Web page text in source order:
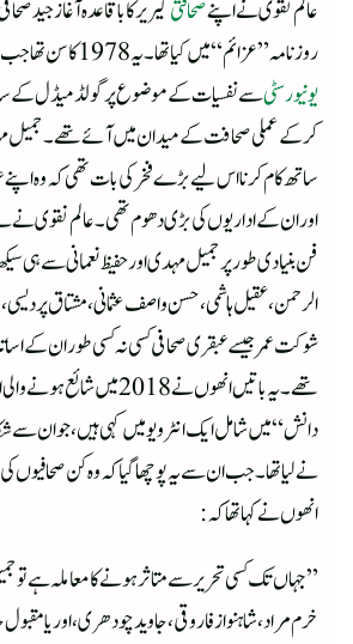
عالم نقوی نے اپنےصحافتیکیریر کا باقاعدہ آغاز
روزنامہ ”عزائم“ میں کیا تھا۔یہ 1978کا سن تھا جب وہ
یونیورسٹیسے نفسیات کے موضوع پر گولڈ میڈل کے
کرکے عملی صحافت کے میدان میں آئے تھے۔ جمیل
ساتھ کام کرنا اس لیے بڑے فخر کی بات تھی کہ وہ
اور ان کے اداریوں کی بڑی دھوم تھی۔عالم نقوی نے
فن بنیادی طورپر جمیل مہدی اور حفیظ نعمانی سے ہی
الرحمن،عقیل ہاشمی، حسن واصف عثمانی،مشتاق
شوکت عمر جیسے عبقری صحافی کسی نہ کسی طوران کے
تھے۔ یہ باتیں انھوں نے
دانش“ میں شامل ایک انٹرویو میں کہی ہیں، جو ان سے
نے لیا تھا۔ جب ان سے یہ پوچھا گیا کہ وہ کن صحافیوں
انھوں نے کہا تھا کہ:
”جہاں تک کسی تحریر سے متاثر ہونے کا معاملہ ہے تو
خرم مراد، شاہنوازفاروقی، جاوید چودھری، اوریا